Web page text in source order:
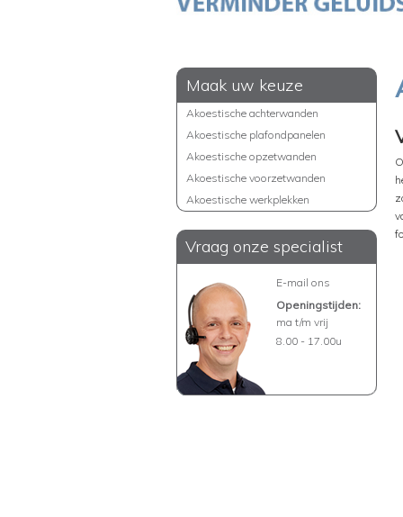
Maak uw keuze
Akoestische achterwanden
Akoestische plafondpanelen
Akoestische opzetwanden
Akoestische voorzetwanden
Akoestische werkplekken
Vraag onze specialist
E-mail ons
Openingstijden:
ma t/m vrij
8.00 - 17.00u